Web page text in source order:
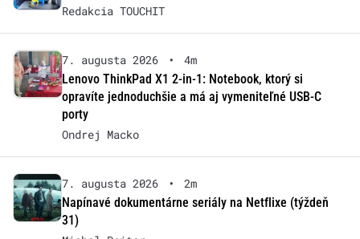
Redakcia TOUCHIT
7. augusta 2026 •
4m
Lenovo ThinkPad X1 2-in-1: Notebook, ktorý si
opravíte jednoduchšie a má aj vymeniteľné USB-C
porty
Ondrej Macko
7. augusta 2026 •
2m
Napínavé dokumentárne seriály na Netflixe (týždeň
31)